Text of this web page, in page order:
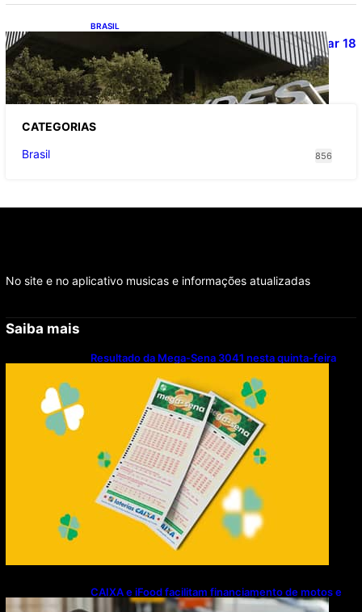
BRASIL
Projetos de saneamento podem beneficiar 18
milhões de brasileiros
CATEGORIAS
Brasil
856
No site e no aplicativo musicas e informações atualizadas
Saiba mais
Resultado da Mega-Sena 3041 nesta quinta-feira
CAIXA e iFood facilitam financiamento de motos e
bicicletas elétricas para entregadores